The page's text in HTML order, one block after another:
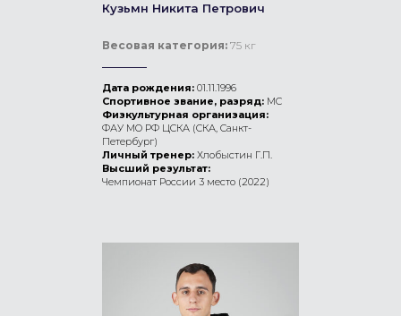
Кузьмн Никита Петрович
Весовая категория: 75 кг
Дата рождения: 01.11.1996
Спортивное звание, разряд: МС
Физкультурная организация:
ФАУ МО РФ ЦСКА (СКА, Санкт-
Петербург)
Личный тренер: Хлобыстин Г.П.
Высший результат:
Чемпионат России 3 место (2022)